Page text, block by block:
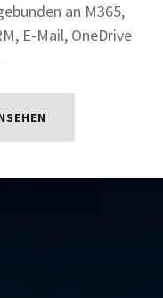
an M365,
E-Mail, OneDrive